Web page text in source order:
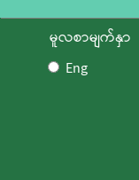
မူလစာမျက်နှာ
Eng